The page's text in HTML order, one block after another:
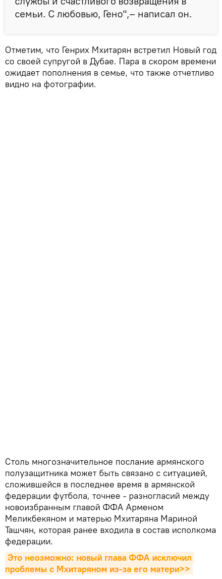
семьи. С любовью, Гено",– написал он.
Отметим, что Генрих Мхитарян встретил Новый год
со своей супругой в Дубае. Пара в скором времени
ожидает пополнения в семье, что также отчетливо
видно на фотографии.
Столь многозначительное послание армянского
полузащитника может быть связано с ситуацией,
сложившейся в последнее время в армянской
федерации футбола, точнее - разногласий между
новоизбранным главой ФФА Арменом
Меликбекяном и матерью Мхитаряна Мариной
Ташчян, которая ранее входила в состав исполкома
федерации.
Это неозможно: новый глава ФФА исключил
проблемы с Мхитаряном из-за его матери>>